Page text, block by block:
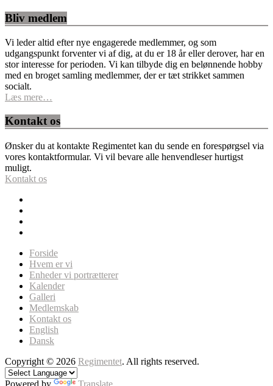
Bliv medlem
Vi leder altid efter nye engagerede medlemmer, og som
udgangspunkt forventer vi af dig, at du er 18 år eller derover, har en
stor interesse for perioden. Vi kan tilbyde dig en belønnende hobby
med en broget samling medlemmer, der er tæt strikket sammen
socialt.
Læs mere…
Kontakt os
Ønsker du at kontakte Regimentet kan du sende en forespørgsel via
vores kontaktformular. Vi vil bevare alle henvendleser hurtigst
muligt.
Kontakt os
Forside
Hvem er vi
Enheder vi portrætterer
Kalender
Galleri
Medlemskab
Kontakt os
English
Dansk
Copyright © 2026 Regimentet. All rights reserved.
Powered by Translate